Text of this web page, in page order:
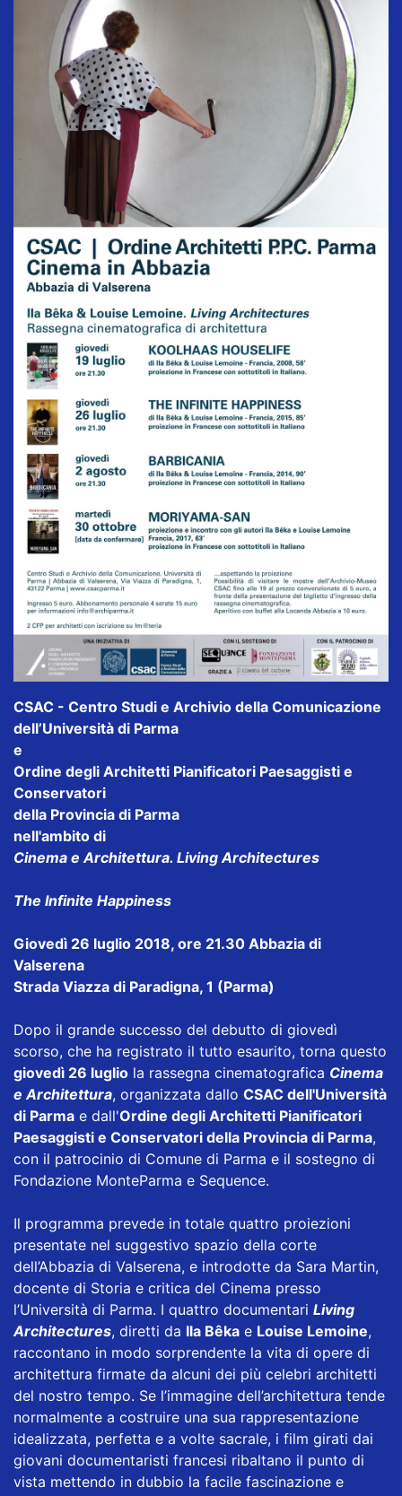
CSAC - Centro Studi e Archivio della Comunicazione
dell’Università di Parma
e
Ordine degli Architetti Pianificatori Paesaggisti e
Conservatori
della Provincia di Parma
nell'ambito di
Cinema e Architettura. Living Architectures
The Infinite Happiness
Giovedì 26 luglio 2018, ore 21.30 Abbazia di
Valserena
Strada Viazza di Paradigna, 1 (Parma)
Dopo il grande successo del debutto di giovedì
scorso, che ha registrato il tutto esaurito, torna questo
giovedì 26 luglio la rassegna cinematografica Cinema
e Architettura, organizzata dallo CSAC dell'Università
di Parma e dall'Ordine degli Architetti Pianificatori
Paesaggisti e Conservatori della Provincia di Parma,
con il patrocinio di Comune di Parma e il sostegno di
Fondazione MonteParma e Sequence.
Il programma prevede in totale quattro proiezioni
presentate nel suggestivo spazio della corte
dell’Abbazia di Valserena, e introdotte da Sara Martin,
docente di Storia e critica del Cinema presso
l’Università di Parma. I quattro documentari Living
Architectures, diretti da Ila Bêka e Louise Lemoine,
raccontano in modo sorprendente la vita di opere di
architettura firmate da alcuni dei più celebri architetti
del nostro tempo. Se l’immagine dell’architettura tende
normalmente a costruire una sua rappresentazione
idealizzata, perfetta e a volte sacrale, i film girati dai
giovani documentaristi francesi ribaltano il punto di
vista mettendo in dubbio la facile fascinazione e